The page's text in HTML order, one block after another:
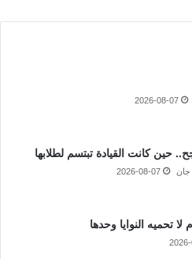
2026-08-07
حين كانت القيادة تبتسم لطلابها
2026-08-07
تحميه النوايا وحدها